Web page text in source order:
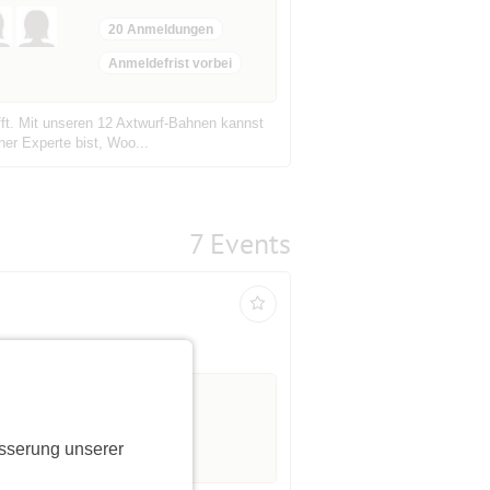
unserer
20 Anmeldungen
Anmeldefrist vorbei
Mit unseren 12 Axtwurf-Bahnen kannst
Experte bist, Woo...
7 Events